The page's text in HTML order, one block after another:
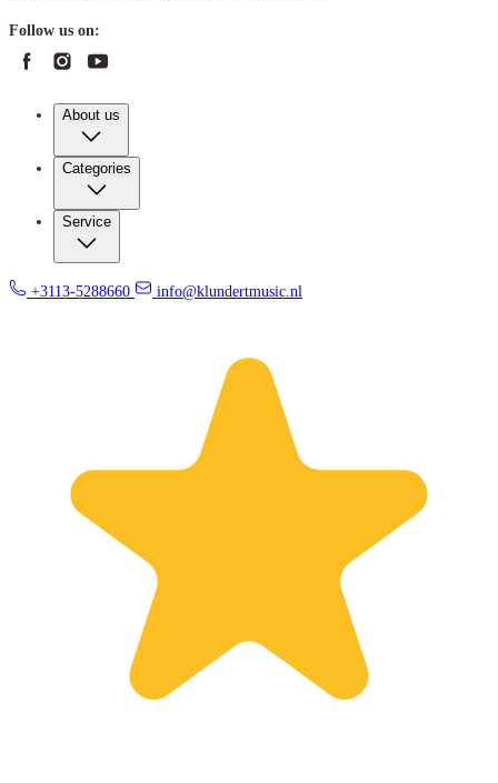
Follow us on:
About us
Categories
Service
+3113-5288660 info@klundertmusic.nl